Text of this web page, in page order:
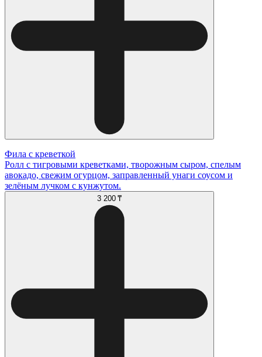
Фила с креветкой
Ролл с тигровыми креветками, творожным сыром, спелым
авокадо, свежим огурцом, заправленный унаги соусом и
зелёным лучком с кунжутом.
3 200 ₸